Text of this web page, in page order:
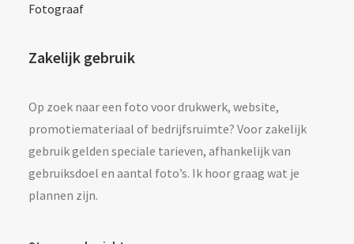
Fotograaf
Zakelijk gebruik
Op zoek naar een foto voor drukwerk, website,
promotiemateriaal of bedrijfsruimte? Voor zakelijk
gebruik gelden speciale tarieven, afhankelijk van
gebruiksdoel en aantal foto’s. Ik hoor graag wat je
plannen zijn.